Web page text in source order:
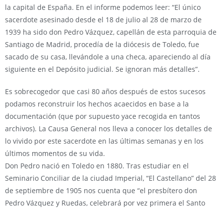
la capital de España. En el informe podemos leer: “El único
sacerdote asesinado desde el 18 de julio al 28 de marzo de
1939 ha sido don Pedro Vázquez, capellán de esta parroquia de
Santiago de Madrid, procedía de la diócesis de Toledo, fue
sacado de su casa, llevándole a una checa, apareciendo al día
siguiente en el Depósito judicial. Se ignoran más detalles”.
Es sobrecogedor que casi 80 años después de estos sucesos
podamos reconstruir los hechos acaecidos en base a la
documentación (que por supuesto yace recogida en tantos
archivos). La Causa General nos lleva a conocer los detalles de
lo vivido por este sacerdote en las últimas semanas y en los
últimos momentos de su vida.
Don Pedro nació en Toledo en 1880. Tras estudiar en el
Seminario Conciliar de la ciudad Imperial, “El Castellano” del 28
de septiembre de 1905 nos cuenta que “el presbítero don
Pedro Vázquez y Ruedas, celebrará por vez primera el Santo